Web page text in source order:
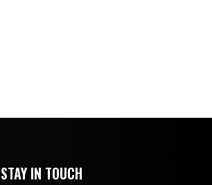
STAY IN TOUCH